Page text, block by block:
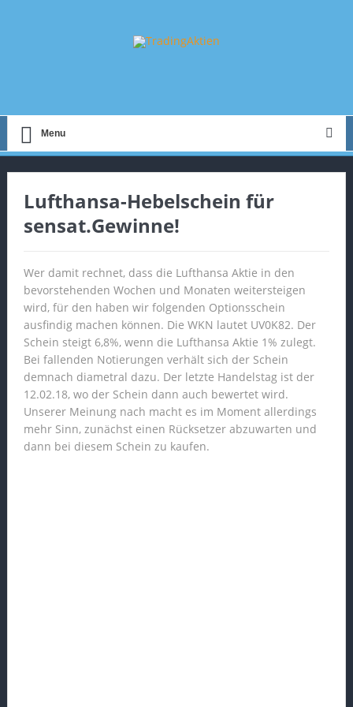
Menu
Lufthansa-Hebelschein für
sensat.Gewinne!
Wer damit rechnet, dass die Lufthansa Aktie in den
bevorstehenden Wochen und Monaten weitersteigen
wird, für den haben wir folgenden Optionsschein
ausfindig machen können. Die WKN lautet UV0K82. Der
Schein steigt 6,8%, wenn die Lufthansa Aktie 1% zulegt.
Bei fallenden Notierungen verhält sich der Schein
demnach diametral dazu. Der letzte Handelstag ist der
12.02.18, wo der Schein dann auch bewertet wird.
Unserer Meinung nach macht es im Moment allerdings
mehr Sinn, zunächst einen Rücksetzer abzuwarten und
dann bei diesem Schein zu kaufen.